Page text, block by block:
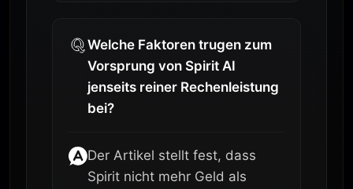
Welche Faktoren trugen zum
Vorsprung von Spirit AI
jenseits reiner Rechenleistung
bei?
Der Artikel stellt fest, dass
Spirit nicht mehr Geld als